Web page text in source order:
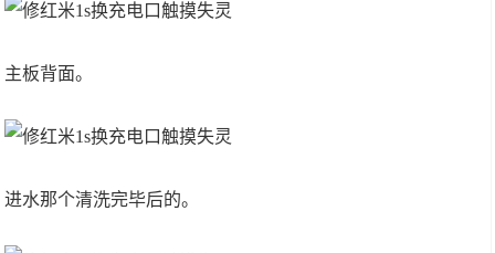
主板背面。
进水那个清洗完毕后的。